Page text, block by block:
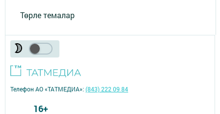
Төрле темалар
Телефон АО «ТАТМЕДИА»:(843) 222 09 84
16+